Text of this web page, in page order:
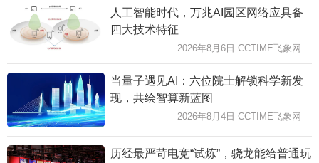
人工智能时代，万兆AI园区网络应具备
四大技术特征
2026年8月6日 CCTIME飞象网
当量子遇见AI：六位院士解锁科学新发
现，共绘智算新蓝图
2026年8月4日 CCTIME飞象网
历经最严苛电竞“试炼”，骁龙能给普通玩